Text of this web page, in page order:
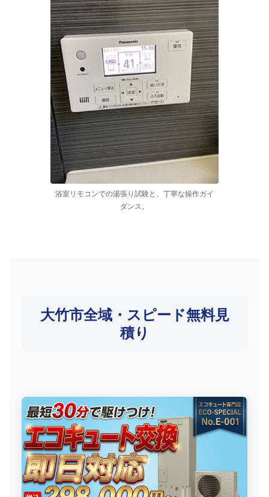
浴室リモコンでの湯張り試験と、丁寧な操作ガイ
ダンス。
大竹市全域・スピード無料見
積り